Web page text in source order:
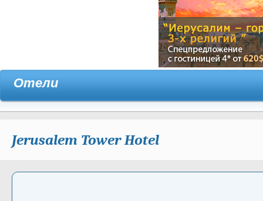
Отели
Jerusalem Tower Hotel